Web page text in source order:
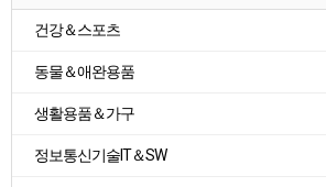
건강＆스포츠
동물＆애완용품
생활용품＆가구
정보통신기술IT＆SW